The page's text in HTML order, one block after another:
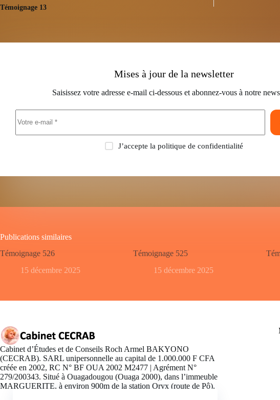
Témoignage 13
Mises à jour de la newsletter
Saisissez votre adresse e-mail ci-dessous et abonnez-vous à notre
J’accepte la politique de confidentialité
Publications similaires
Témoignage 526
15 décembre 2025
Témoignage 525
15 décembre 2025
Cabinet d’Études et de Conseils Roch Armel BAKYONO
(CECRAB). SARL unipersonnelle au capital de 1.000.000 F CFA
créée en 2002, RC N° BF OUA 2002 M2477 | Agrément N°
279/200343. Situé à Ouagadougou (Ouaga 2000), dans l’immeuble
MARGUERITE, à environ 900m de la station Oryx (route de Pô).